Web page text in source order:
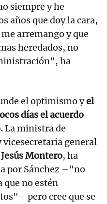
siempre y he
años que doy la cara,
arremango y que
heredados, no
ha
el optimismo yel
días el acuerdo
La ministra de
vicesecretaria general
Montero, ha
por Sánchez –"no
que no estén
pero cree que se